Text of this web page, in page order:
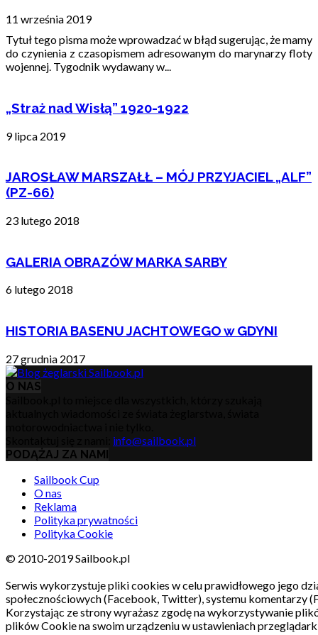
11 września 2019
Tytuł tego pisma może wprowadzać w błąd sugerując, że mamy
do czynienia z czasopismem adresowanym do marynarzy floty
wojennej. Tygodnik wydawany w...
„Straż nad Wisłą” 1920-1922
9 lipca 2019
JAROSŁAW MARSZAŁŁ – MÓJ PRZYJACIEL „ALF”
(PZ-66)
23 lutego 2018
GALERIA OBRAZÓW MARKA SARBY
6 lutego 2018
HISTORIA BASENU JACHTOWEGO w GDYNI
27 grudnia 2017
O NAS
info@sailbook.pl
PODĄŻAJ ZA NAMI
Sailbook Cup
O nas
Reklama
Polityka prywatności
Polityka Cookie
© 2010-2019 Sailbook.pl
Serwis wykorzystuje pliki cookies w celu prawidłowego jego
społecznościowych (Facebook, Twitter), systemu komentarzy
Korzystając ze strony wyrażasz zgodę na wykorzystywanie
plików Cookie na swoim urządzeniu w ustawieniach